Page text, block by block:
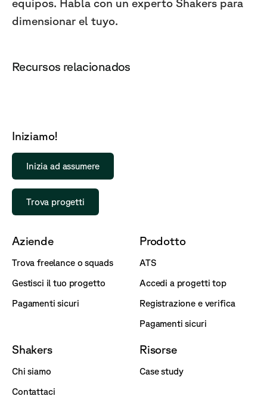
equipos. Habla con un experto Shakers para
dimensionar el tuyo.
Recursos relacionados
Iniziamo!
Inizia ad assumere
Trova progetti
Aziende
Trova freelance o squads
Gestisci il tuo progetto
Pagamenti sicuri
Prodotto
ATS
Accedi a progetti top
Registrazione e verifica
Pagamenti sicuri
Shakers
Chi siamo
Contattaci
Risorse
Case study